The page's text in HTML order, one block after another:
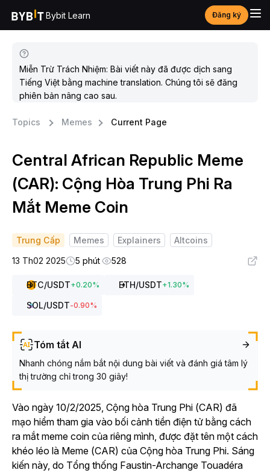
Bybit Learn Đăng ký
Miễn Trừ Trách Nhiệm: Bài viết này đã được dịch sang
Tiếng Việt bằng machine translation. Chúng tôi sẽ đăng
phiên bản nâng cao sau.
Topics Memes Current Page
Central African Republic Meme
(CAR): Cộng Hòa Trung Phi Ra
Mắt Meme Coin
Trung Cấp Memes Explainers
Altcoins
13 Th02 2025
5 phút 528
BTC/USDT+0.20% ETH/USDT+1.30%
SOL/USDT-0.90%
Tóm tắt AI
Nhanh chóng nắm bắt nội dung bài viết và đánh giá tâm lý
thị trường chỉ trong 30 giây!
Vào ngày 10/2/2025, Cộng hòa Trung Phi (CAR) đã
mạo hiểm tham gia vào bối cảnh tiền điện tử bằng cách
ra mắt meme coin của riêng mình, được đặt tên một cách
khéo léo là Meme (CAR) của Cộng hòa Trung Phi. Sáng
kiến này, do Tổng thống Faustin-Archange Touadéra